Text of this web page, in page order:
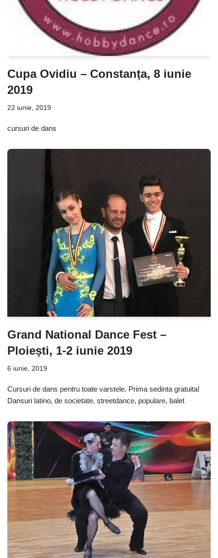
Cupa Ovidiu – Constanța, 8 iunie
2019
22 iunie, 2019
cursuri de dans
Grand National Dance Fest –
Ploiești, 1-2 iunie 2019
6 iunie, 2019
Cursuri de dans pentru toate varstele. Prima sedinta gratuita!
Dansuri latino, de societate, streetdance, populare, balet